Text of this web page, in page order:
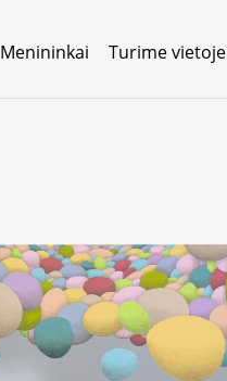
Menininkai Turime vietoje